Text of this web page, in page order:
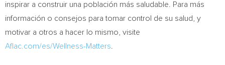
inspirar a construir una población más saludable. Para más
información o consejos para tomar control de su salud, y
motivar a otros a hacer lo mismo, visite
Aflac.com/es/Wellness-Matters